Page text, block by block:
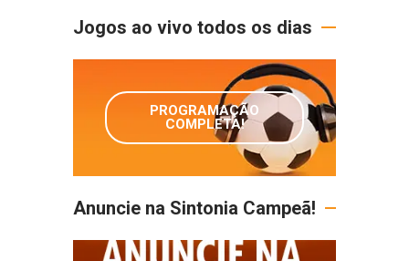
Jogos ao vivo todos os dias
PROGRAMAÇÃO
COMPLETA!
Anuncie na Sintonia Campeã!